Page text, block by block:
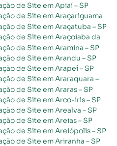
de Site em Apiaí – SP
de Site em Araçatuba – SP
de Site em Aramina – SP
de Site em Arandu – SP
de Site em Arapeí – SP
de Site em Araras – SP
de Site em Arco-íris – SP
de Site em Arealva – SP
de Site em Areias – SP
de Site em Areiópolis – SP
de Site em Ariranha – SP